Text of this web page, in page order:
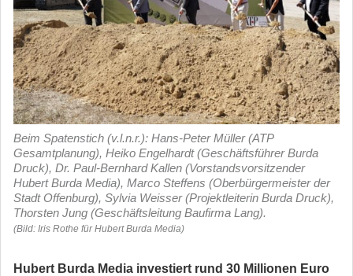
Beim Spatenstich (v.l.n.r.): Hans-Peter Müller (ATP
Gesamtplanung), Heiko Engelhardt (Geschäftsführer Burda
Druck), Dr. Paul-Bernhard Kallen (Vorstandsvorsitzender
Hubert Burda Media), Marco Steffens (Oberbürgermeister der
Stadt Offenburg), Sylvia Weisser (Projektleiterin Burda Druck),
Thorsten Jung (Geschäftsleitung Baufirma Lang).
(Bild: Iris Rothe für Hubert Burda Media)
Hubert Burda Media investiert rund 30 Millionen Euro